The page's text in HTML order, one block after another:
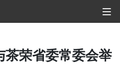
茶荣省委常委会举